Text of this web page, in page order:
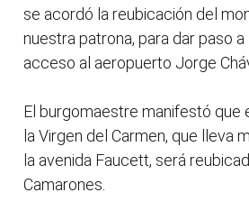
se acordó la reubicación del
nuestra patrona, para dar paso
acceso al aeropuerto Jorge
El burgomaestre manifestó que
la Virgen del Carmen, que lleva
la avenida Faucett, será
Camarones.